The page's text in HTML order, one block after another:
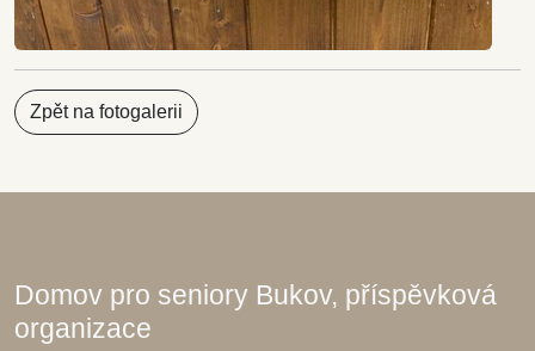
Zpět na fotogalerii
Domov pro seniory Bukov, příspěvková
organizace